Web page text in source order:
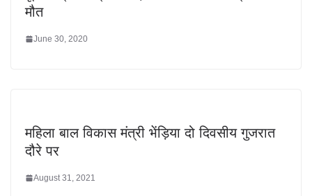
मौत
June 30, 2020
महिला बाल विकास मंत्री भेंड़िया दो दिवसीय गुजरात
दौरे पर
August 31, 2021